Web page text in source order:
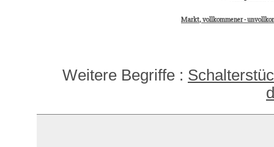
Markt, vollkommener -
Weitere Begriffe :